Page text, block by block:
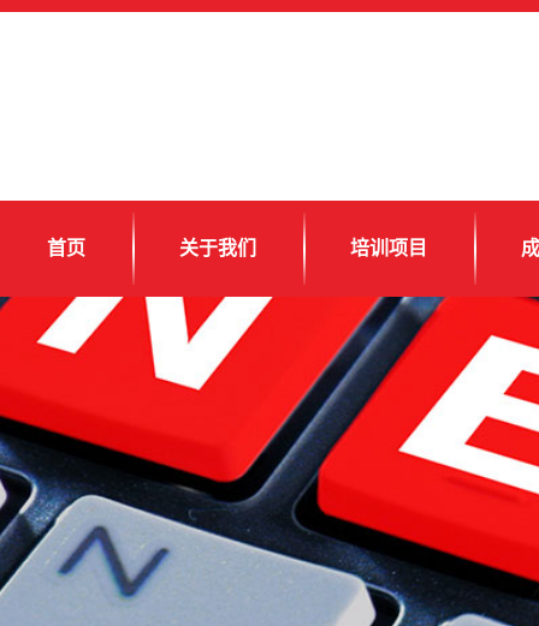
首页 关于我们 培训项目